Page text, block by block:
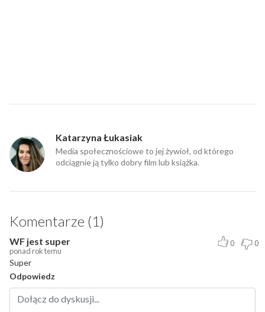
Katarzyna Łukasiak
Media społecznościowe to jej żywioł, od którego
odciągnie ją tylko dobry film lub książka.
Komentarze (1)
WF jest super
ponad rok temu
0 0
Super
Odpowiedz